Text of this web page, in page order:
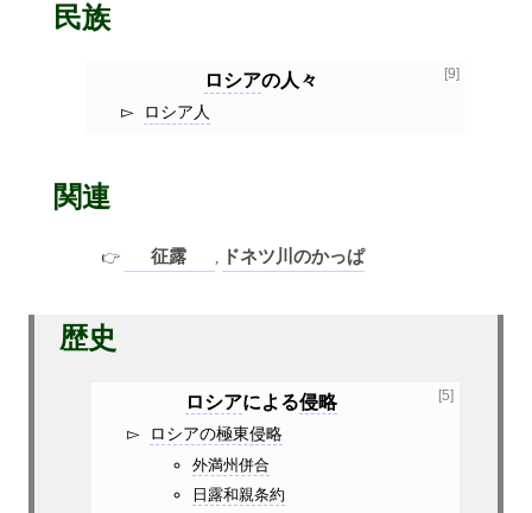
民族
[9]
ロシアの人々
ロシア人
関連
征露 , ドネツ川のかっぱ
歴史
[5]
ロシアによる侵略
ロシアの極東侵略
外満州併合
日露和親条約